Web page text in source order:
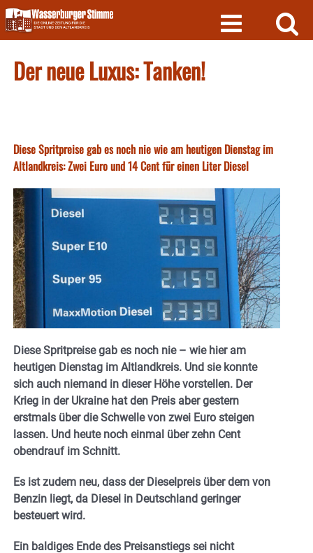
Skip
to
content
Der neue Luxus: Tanken!
Diese Spritpreise gab es noch nie wie am heutigen Dienstag im
Altlandkreis: Zwei Euro und 14 Cent für einen Liter Diesel
Diese Spritpreise gab es noch nie – wie hier am
heutigen Dienstag im Altlandkreis. Und sie konnte
sich auch niemand in dieser Höhe vorstellen. Der
Krieg in der Ukraine hat den Preis aber gestern
erstmals über die Schwelle von zwei Euro steigen
lassen. Und heute noch einmal über zehn Cent
obendrauf im Schnitt.
Es ist zudem neu, dass der Dieselpreis über dem von
Benzin liegt, da Diesel in Deutschland geringer
besteuert wird.
Ein baldiges Ende des Preisanstiegs sei nicht